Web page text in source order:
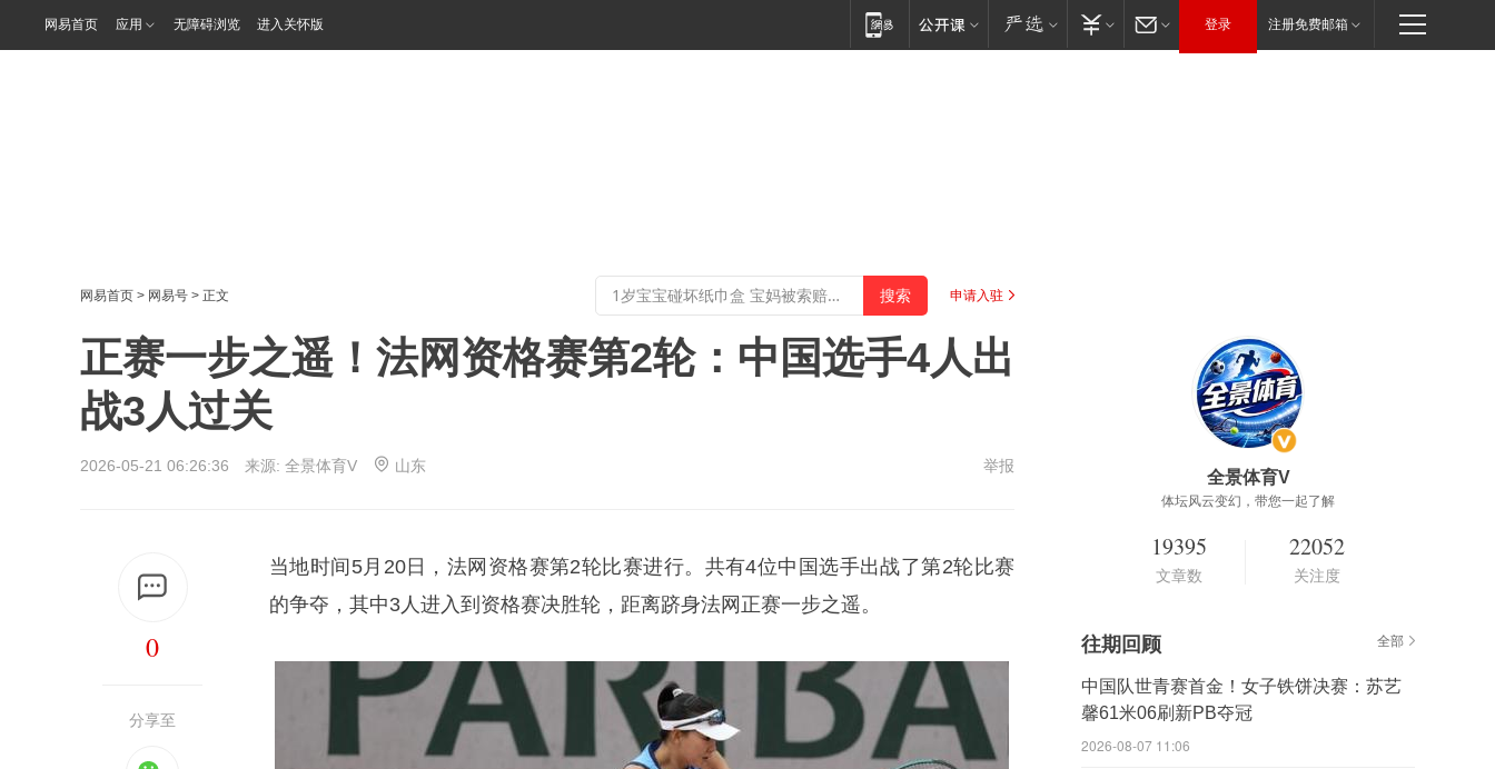
网易首页 应用 无障碍浏览 进入关怀版 登录 注册免费邮箱
网易首页 > 网易号 > 正文 申请入驻
正赛一步之遥！法网资格赛第2轮：中国选手4人出
战3人过关
2026-05-21 06:26:36 来源: 全景体育V 山东 举报
0
分享至
当地时间5月20日，法网资格赛第2轮比赛进行。共有4位中国选手出战了第2轮比赛
的争夺，其中3人进入到资格赛决胜轮，距离跻身法网正赛一步之遥。
全景体育V
体坛风云变幻，带您一起了解
19395
文章数
22052
关注度
往期回顾 全部
中国队世青赛首金！女子铁饼决赛：苏艺
馨61米06刷新PB夺冠
2026-08-07 11:06